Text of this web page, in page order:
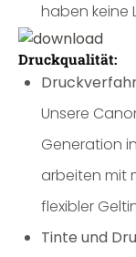
haben keine
Druckqualität:
Unsere
Generation
arbeiten mit
flexibler
Tinte und